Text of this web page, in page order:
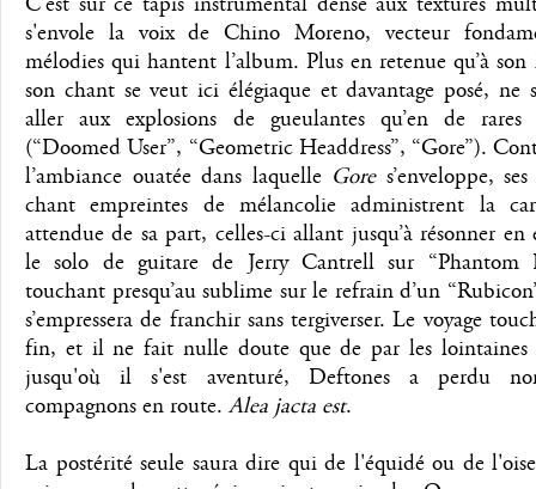
s'envole la voix de Chino Moreno, vecteur
mélodies qui hantent l’album. Plus en retenue qu’à
son chant se veut ici élégiaque et davantage posé, ne
aller aux explosions de gueulantes qu’en de rares
(“Doomed User”, “Geometric Headdress”, “Gore”).
l’ambiance ouatée dans laquelle Gores’enveloppe,
chant empreintes de mélancolie administrent la
attendue de sa part, celles-ci allant jusqu’à résonner en
le solo de guitare de Jerry Cantrell sur “Phantom
touchant presqu’au sublime sur le refrain d’un
s’empressera de franchir sans tergiverser. Le voyage
fin, et il ne fait nulle doute que de par les lointaines
jusqu'où il s'est aventuré, Deftones a perdu
compagnons en route.Alea jacta est.
La postérité seule saura dire qui de l'équidé ou de